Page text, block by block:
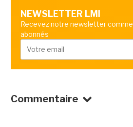
NEWSLETTER LMI
Recevez notre newsletter
abonnés
Commentaire